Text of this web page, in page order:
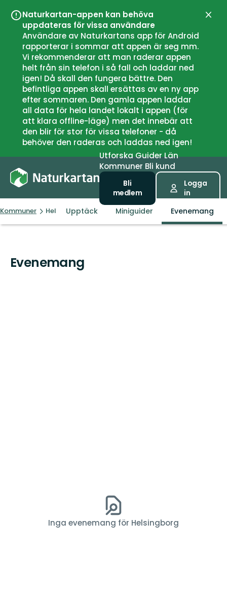
Naturkartan-appen kan behöva
uppdateras för vissa användare
Användare av Naturkartans app för Android
rapporterar i sommar att appen är seg mm.
Vi rekommenderar att man raderar appen
helt från sin telefon i så fall och laddar ned
igen! Då skall den fungera bättre. Den
befintliga appen skall ersättas av en ny app
efter sommaren. Den gamla appen laddar
all data för hela landet lokalt i appen (för
att klara offline-läge) men det innebär att
den blir för stor för vissa telefoner - då
behöver den raderas och laddas ned igen!
UtforskaGuiderLän
Kommuner Bli kund
Bli
medlem
Logga
in
Kommuner Helsingborg
Upptäck Miniguider Evenemang
Evenemang
Inga evenemang för Helsingborg